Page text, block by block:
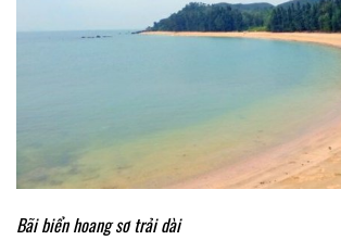
Bãi biển hoang sơ trải dài